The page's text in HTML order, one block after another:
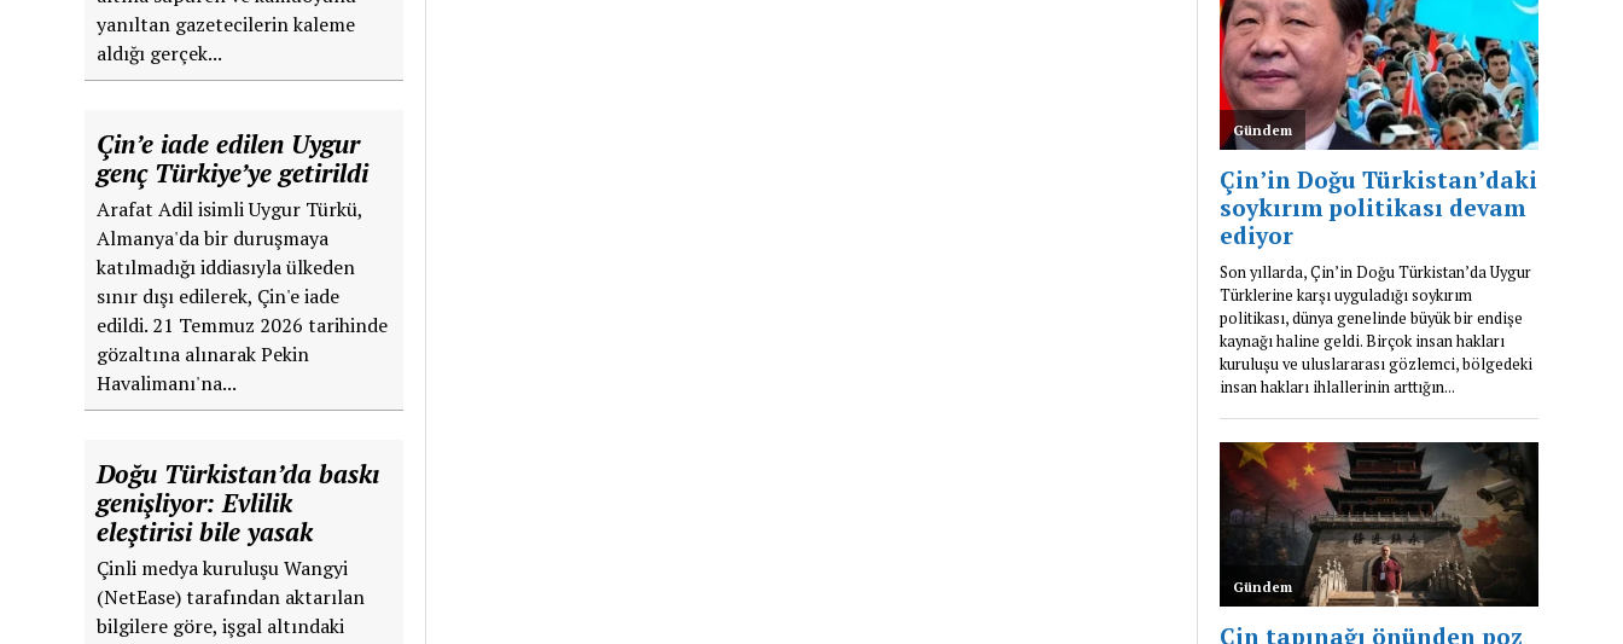
yanıltan gazetecilerin kaleme
aldığı gerçek...
Çin’e iade edilen Uygur
genç Türkiye’ye getirildi
Arafat Adil isimli Uygur Türkü,
Almanya'da bir duruşmaya
katılmadığı iddiasıyla ülkeden
sınır dışı edilerek, Çin'e iade
edildi. 21 Temmuz 2026 tarihinde
gözaltına alınarak Pekin
Havalimanı'na...
Doğu Türkistan’da baskı
genişliyor: Evlilik
eleştirisi bile yasak
Çinli medya kuruluşu Wangyi
(NetEase) tarafından aktarılan
bilgilere göre, işgal altındaki